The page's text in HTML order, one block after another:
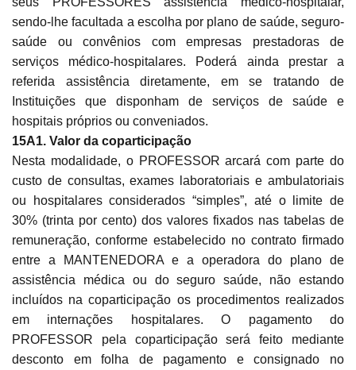
sendo-lhe facultada a escolha por plano de saúde, seguro-
saúde ou convênios com empresas prestadoras de
serviços médico-hospitalares. Poderá ainda prestar a
referida assistência diretamente, em se tratando de
Instituições que disponham de serviços de saúde e
hospitais próprios ou conveniados.
15A1. Valor da coparticipação
Nesta modalidade, o PROFESSOR arcará com parte do
custo de consultas, exames laboratoriais e ambulatoriais
ou hospitalares considerados “simples”, até o limite de
30% (trinta por cento) dos valores fixados nas tabelas de
remuneração, conforme estabelecido no contrato firmado
entre a MANTENEDORA e a operadora do plano de
assistência médica ou do seguro saúde, não estando
incluídos na coparticipação os procedimentos realizados
em internações hospitalares. O pagamento do
PROFESSOR pela coparticipação será feito mediante
desconto em folha de pagamento e consignado no